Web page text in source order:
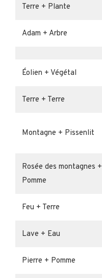
Terre + Plante
Adam + Arbre
Éolien + Végétal
Terre + Terre
Montagne + Pissenlit
Rosée des montagnes +
Pomme
Feu + Terre
Lave + Eau
Pierre + Pomme